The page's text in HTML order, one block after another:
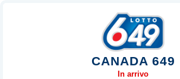
CANADA 649
In arrivo